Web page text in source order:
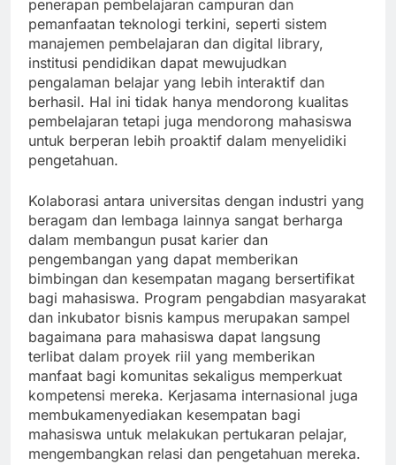
penerapan pembelajaran campuran dan
pemanfaatan teknologi terkini, seperti sistem
manajemen pembelajaran dan digital library,
institusi pendidikan dapat mewujudkan
pengalaman belajar yang lebih interaktif dan
berhasil. Hal ini tidak hanya mendorong kualitas
pembelajaran tetapi juga mendorong mahasiswa
untuk berperan lebih proaktif dalam menyelidiki
pengetahuan.
Kolaborasi antara universitas dengan industri yang
beragam dan lembaga lainnya sangat berharga
dalam membangun pusat karier dan
pengembangan yang dapat memberikan
bimbingan dan kesempatan magang bersertifikat
bagi mahasiswa. Program pengabdian masyarakat
dan inkubator bisnis kampus merupakan sampel
bagaimana para mahasiswa dapat langsung
terlibat dalam proyek riil yang memberikan
manfaat bagi komunitas sekaligus memperkuat
kompetensi mereka. Kerjasama internasional juga
membukamenyediakan kesempatan bagi
mahasiswa untuk melakukan pertukaran pelajar,
mengembangkan relasi dan pengetahuan mereka.